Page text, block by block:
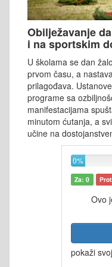
Obilježavanje
i na sportskim
U školama se dan
prvom času, a
prilagođava.
programe sa
manifestacijama
minutom ćutanja, a
učine na
0%
Za: 0
Ovo
pokaži